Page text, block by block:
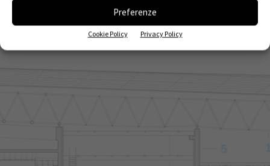
Preferenze
Cookie Policy Privacy Policy